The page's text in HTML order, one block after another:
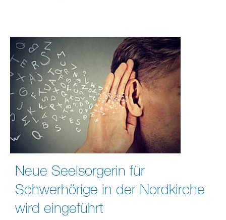
Neue Seelsorgerin für
Schwerhörige in der Nordkirche
wird eingeführt